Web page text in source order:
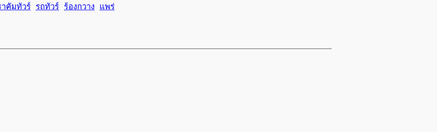
คัมทัวร์ รถทัวร์ ร้องกวาง แพร่